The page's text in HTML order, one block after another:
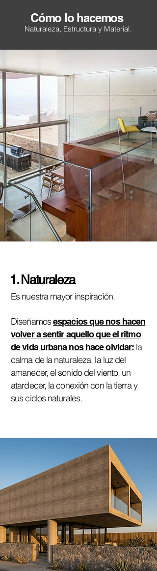
Cómo lo hacemos
Naturaleza, Estructura y Material.
1. Naturaleza
Es nuestra mayor inspiración.
Diseñamosespaciosque nos hacen
volver a sentir aquello que el ritmo
de vida urbana nos hace olvidar: la
calma de la naturaleza, la luz del
amanecer, el sonido del viento, un
atardecer, la conexión con la tierra y
sus ciclos naturales.